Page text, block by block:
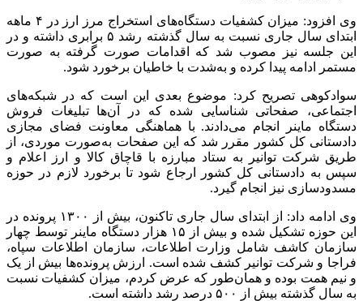
وی افزود: میزان کشفیات دستگاه‌های استخراج مرز ارز در ۴ ماهه
ابتدای سال جاری نسبت به سال گذشته رشد ۵ برابری داشته و در
این جلسه نیز مصوب شد که اقدامات صورت گرفته به صورت
مستمر ادامه پیدا کرده و به‌شدت با خاطیان برخورد شود.
سوادکوهی تصریح کرد: موضوع بعدی این است که در شبکه‌های
اجتماعی، صفحاتی شناسایی شده که در آن‌ها تبلیغات فروش
دستگاه ماینر
انجام می‌دادند. با هماهنگی معاونت فضای مجازی
دادستانی کل کشور مقرر شد که این صفحات به‌صورت موردی، از
طریق شرکت توانیر به ستاد مبارزه با قاچاق کالا و ارز اعلام و
سپس به دادستانی کل کشور ارجاع شود تا برخورد لازم در حوزه
مسدودسازی نیز انجام گیرد.
وی ادامه داد: از ابتدای سال جاری تاکنون، بیش از ۱۳۰۰ پرونده در
این حوزه تشکیل شده و بیش از ۱۵ هزار دستگاه
ماینر توسط چهار
سازمان کاشف شامل وزارت اطلاعات، سازمان اطلاعات سپاه،
فراجا و شرکت توانیر کشف شده است. ارزش پرونده‌ها بیش از یک
و نیم همت بوده و همان‌طور که عرض کردم، میزان کشفیات نسبت
به سال گذشته بیش از ۵۰۰ درصد رشد داشته است.